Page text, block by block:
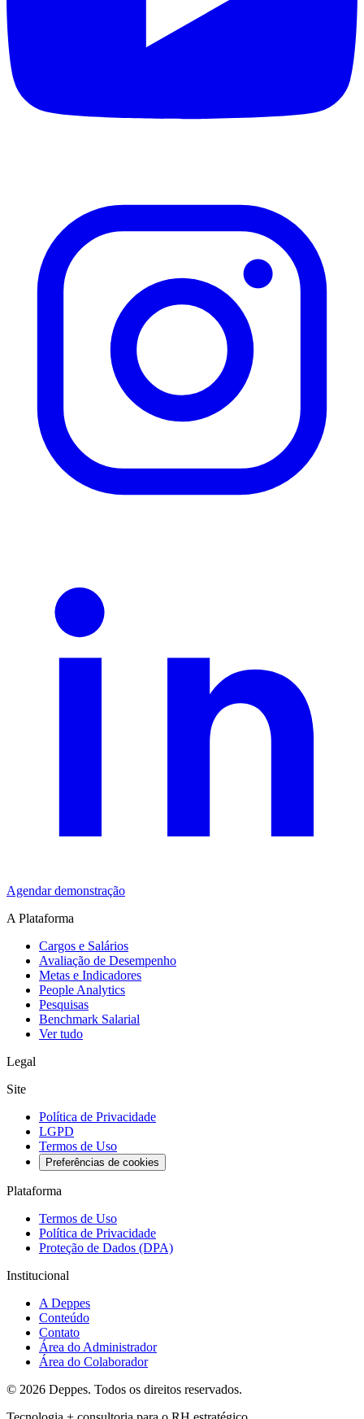
Agendar demonstração
A Plataforma
Cargos e Salários
Avaliação de Desempenho
Metas e Indicadores
People Analytics
Pesquisas
Benchmark Salarial
Ver tudo
Legal
Site
Política de Privacidade
LGPD
Termos de Uso
Preferências de cookies
Plataforma
Termos de Uso
Política de Privacidade
Proteção de Dados (DPA)
Institucional
A Deppes
Conteúdo
Contato
Área do Administrador
Área do Colaborador
© 2026 Deppes. Todos os direitos reservados.